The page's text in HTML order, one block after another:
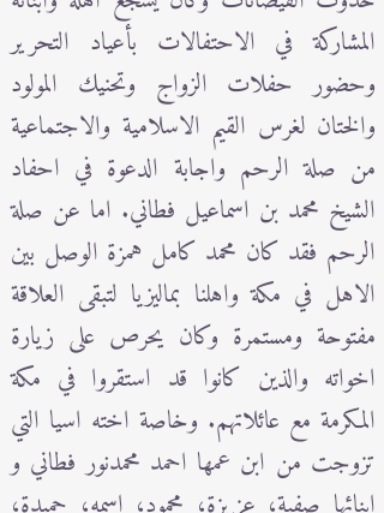
المشاركة في الاحتفالات بأعياد التحرير
وحضور حفلات الزواج وتحنيك المولود
والختان لغرس القيم الاسلامية والاجتماعية
من صلة الرحم واجابة الدعوة في احفاد
الشيخ محمد بن اسماعيل فطاني. اما عن صلة
الرحم فقد كان محمد كامل همزة الوصل بين
الاهل في مكة واهلنا بماليزيا لتبقى العلاقة
مفتوحة ومستمرة وكان يحرص على زيارة
اخواته والذين كانوا قد استقروا في مكة
المكرمة مع عائلاتهم. وخاصة اخته اسيا التي
تزوجت من ابن عمها احمد محمدنور فطاني و